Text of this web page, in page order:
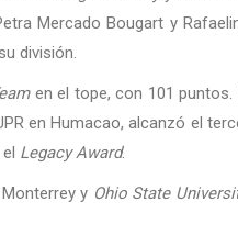
Mercado Bougart y
división.
en el tope, con 101 puntos.
en Humacao, alcanzó el
Legacy Award.
y Ohio State